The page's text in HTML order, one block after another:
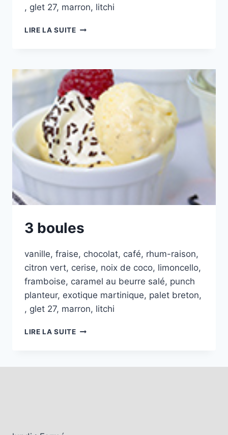
, glet 27, marron, litchi
LIRE LA SUITE2
3 boules
vanille, fraise, chocolat, café, rhum-raison,
citron vert, cerise, noix de coco, limoncello,
framboise, caramel au beurre salé, punch
planteur, exotique martinique, palet breton,
, glet 27, marron, litchi
LIRE LA SUITE3